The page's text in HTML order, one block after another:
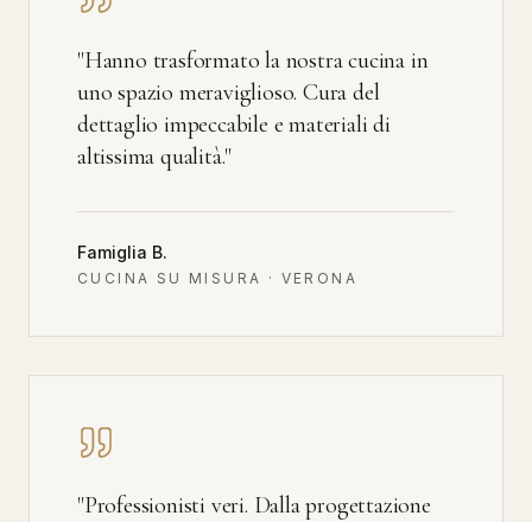
"Hanno trasformato la nostra cucina in
uno spazio meraviglioso. Cura del
dettaglio impeccabile e materiali di
altissima qualità."
Famiglia B.
CUCINA SU MISURA · VERONA
"Professionisti veri. Dalla progettazione